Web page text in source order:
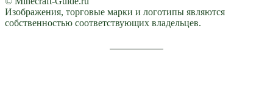
Изображения, торговые марки и логотипы являются
собственностью соответствующих владельцев.